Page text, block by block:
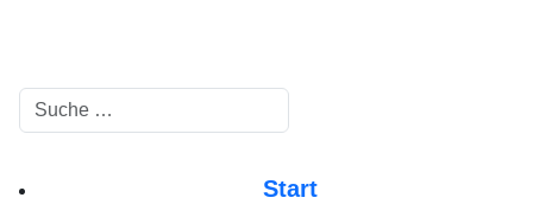
Suchen
Start